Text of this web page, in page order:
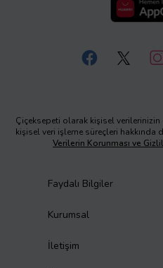
Çiçeksepeti olarak kişisel
kişisel veri işleme süreçleri hakkında
Verilerin Korunması ve
Faydalı Bilgiler
Kurumsal
İletişim